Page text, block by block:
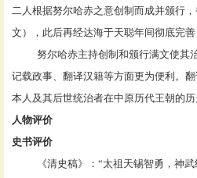
二人根据努尔哈赤之意创制而成并颁行
文），此后再经达海于天聪年间彻底完善
努尔哈赤主持创制和颁行满文使其
记载政事、翻译汉籍等方面更为便利。
本人及其后世统治者在中原历代王朝的历
人物评价
史书评价
《清史稿》： “太祖天锡智勇，神